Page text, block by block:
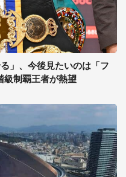
」、今後見たいのは「フ
級制覇王者が熱望